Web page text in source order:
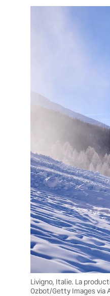
Livigno, Italie. La
Ozbot/Getty Images via